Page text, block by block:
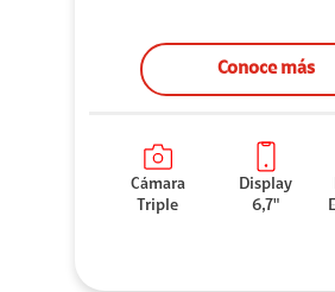
Conoce más
Cámara
Triple
Display
6,7"